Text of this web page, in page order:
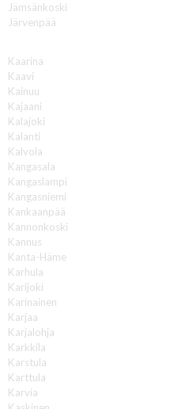
Jämsänkoski
Järvenpää
Kaarina
Kaavi
Kainuu
Kajaani
Kalajoki
Kalanti
Kalvola
Kangasala
Kangaslampi
Kangasniemi
Kankaanpää
Kannonkoski
Kannus
Kanta-Häme
Karhula
Karijoki
Karinainen
Karjaa
Karjalohja
Karkkila
Karstula
Karttula
Karvia